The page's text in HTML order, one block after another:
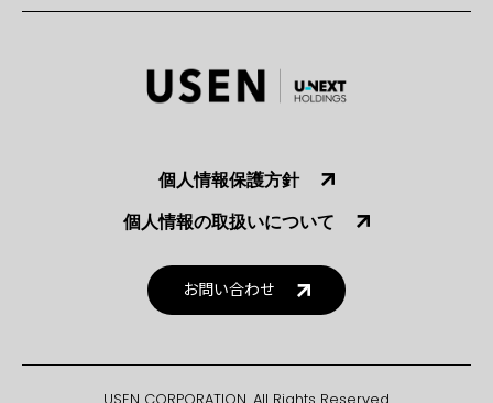
個人情報保護方針
個人情報の取扱いについて
お問い合わせ